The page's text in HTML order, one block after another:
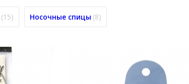
(15) Носочные спицы (8)